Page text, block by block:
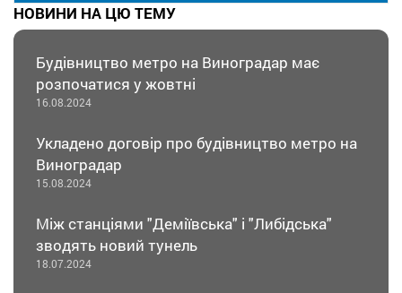
НОВИНИ НА ЦЮ ТЕМУ
Будівництво метро на Виноградар має
розпочатися у жовтні
16.08.2024
Укладено договір про будівництво метро на
Виноградар
15.08.2024
Між станціями "Деміївська" і "Либідська"
зводять новий тунель
18.07.2024